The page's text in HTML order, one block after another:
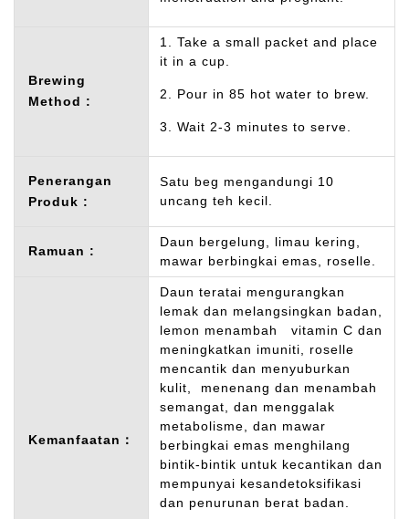
Brewing
Method :
1. Take a small packet and place
it in a cup.
2. Pour in 85 hot water to brew.
3. Wait 2-3 minutes to serve.
Penerangan
Produk :
Satu beg mengandungi 10
uncang teh kecil.
Ramuan :
Daun bergelung, limau kering,
mawar berbingkai emas, roselle.
Kemanfaatan：
Daun teratai mengurangkan
lemak dan melangsingkan badan,
lemon menambah vitamin C dan
meningkatkan imuniti, roselle
mencantik dan menyuburkan
kulit, menenang dan menambah
semangat, dan menggalak
metabolisme, dan mawar
berbingkai emas menghilang
bintik-bintik untuk kecantikan dan
mempunyai kesandetoksifikasi
dan penurunan berat badan.